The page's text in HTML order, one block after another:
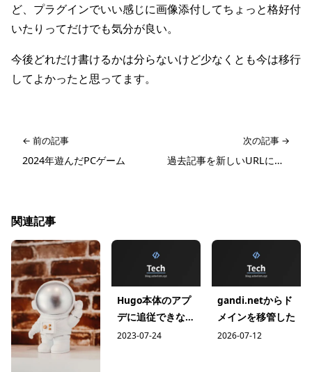
ど、プラグインでいい感じに画像添付してちょっと格好付
いたりってだけでも気分が良い。
今後どれだけ書けるかは分らないけど少なくとも今は移行
してよかったと思ってます。
← 前の記事
2024年遊んだPCゲーム
次の記事 →
過去記事を新しいURLにリダイレクト
関連記事
Hugo本体のアプ
デに追従できない
って話
2023-07-24
gandi.netからド
メインを移管した
2026-07-12